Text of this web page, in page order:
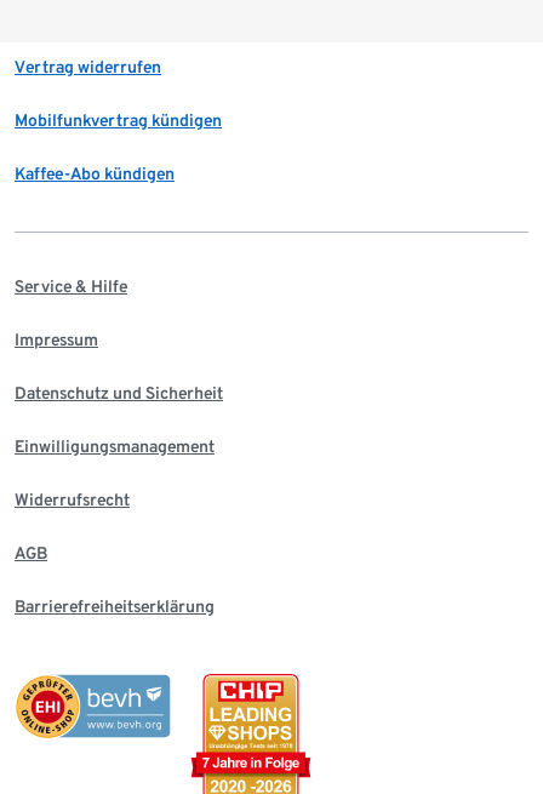
Vertrag widerrufen
Mobilfunkvertrag kündigen
Kaffee-Abo kündigen
Service & Hilfe
Impressum
Datenschutz und Sicherheit
Einwilligungsmanagement
Widerrufsrecht
AGB
Barrierefreiheitserklärung